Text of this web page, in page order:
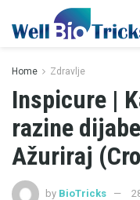
Home Zdravlje
Inspicure |
razine
Ažuriraj
by BioTricks